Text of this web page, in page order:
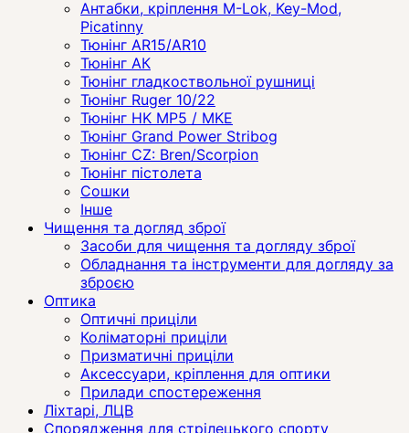
Антабки, кріплення M-Lok, Key-Mod,
Picatinny
Тюнінг AR15/AR10
Тюнінг АК
Тюнінг гладкоствольної рушниці
Тюнінг Ruger 10/22
Тюнінг HK MP5 / MKE
Тюнінг Grand Power Stribog
Тюнінг CZ: Bren/Scorpion
Тюнінг пістолета
Сошки
Інше
Чищення та догляд зброї
Засоби для чищення та догляду зброї
Обладнання та інструменти для догляду за
зброєю
Оптика
Оптичні приціли
Коліматорні приціли
Призматичні приціли
Аксессуари, кріплення для оптики
Прилади спостереження
Ліхтарі, ЛЦВ
Спорядження для стрілецького спорту